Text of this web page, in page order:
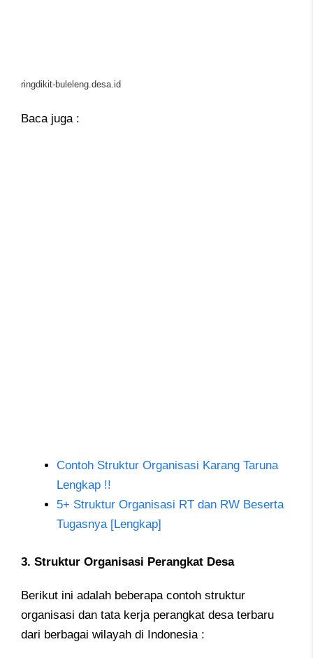
ringdikit-buleleng.desa.id
Baca juga :
Contoh Struktur Organisasi Karang Taruna
Lengkap !!
5+ Struktur Organisasi RT dan RW Beserta
Tugasnya [Lengkap]
3. Struktur Organisasi Perangkat Desa
Berikut ini adalah beberapa contoh struktur
organisasi dan tata kerja perangkat desa terbaru
dari berbagai wilayah di Indonesia :